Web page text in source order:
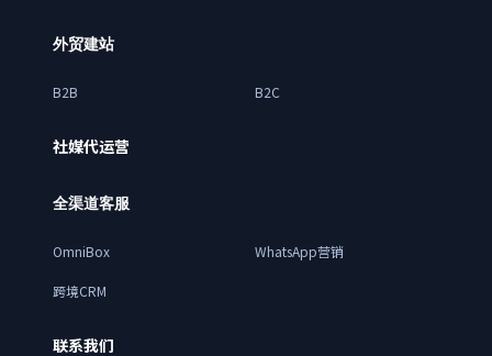
外贸建站
B2B B2C
社媒代运营
全渠道客服
OmniBox WhatsApp营销
跨境CRM
联系我们